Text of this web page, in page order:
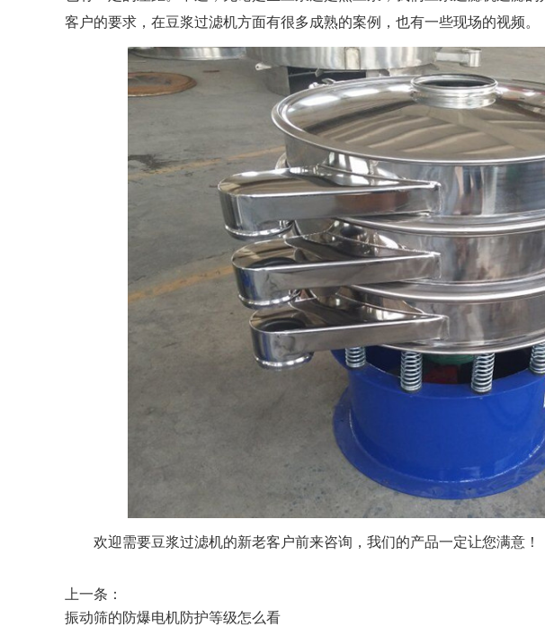
客户的要求，在豆浆过滤机方面有很多成熟的案例，也有一些现场的视频。
欢迎需要豆浆过滤机的新老客户前来咨询，我们的产品一定让您满意！
上一条：
振动筛的防爆电机防护等级怎么看